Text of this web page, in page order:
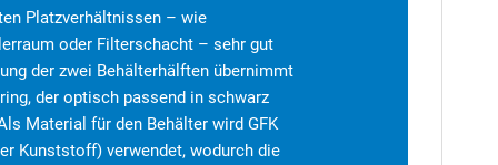
Platzverhältnissen – wie
oder Filterschacht – sehr gut
der zwei Behälterhälften übernimmt
der optisch passend in schwarz
Material für den Behälter wird GFK
Kunststoff) verwendet, wodurch die